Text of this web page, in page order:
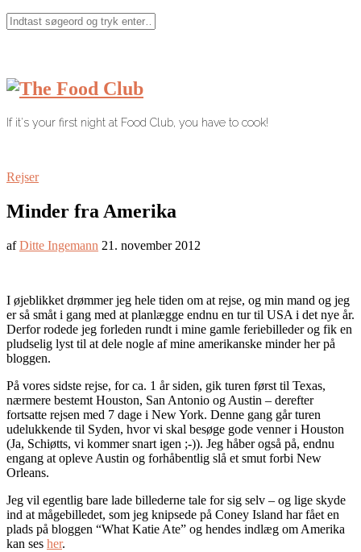
If it's your first night at Food Club, you have to cook!
Rejser
Minder fra Amerika
afDitte Ingemann 21. november 2012
I øjeblikket drømmer jeg hele tiden om at rejse, og min mand og jeg
er så småt i gang med at planlægge endnu en tur til USA i det nye år.
Derfor rodede jeg forleden rundt i mine gamle feriebilleder og fik en
pludselig lyst til at dele nogle af mine amerikanske minder her på
bloggen.
På vores sidste rejse, for ca. 1 år siden, gik turen først til Texas,
nærmere bestemt Houston, San Antonio og Austin – derefter
fortsatte rejsen med 7 dage i New York. Denne gang går turen
udelukkende til Syden, hvor vi skal besøge gode venner i Houston
(Ja, Schiøtts, vi kommer snart igen ;-)). Jeg håber også på, endnu
engang at opleve Austin og forhåbentlig slå et smut forbi New
Orleans.
Jeg vil egentlig bare lade billederne tale for sig selv – og lige skyde
ind at mågebilledet, som jeg knipsede på Coney Island har fået en
plads på bloggen “What Katie Ate” og hendes indlæg om Amerika
kan ses her.